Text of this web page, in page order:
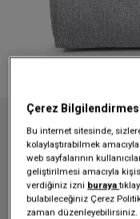
Anasayfa Aksesuarlar
BENCHMARK SINGLE
GREY
Çerez
Bu internet sitesinde,
kolaylaştırabilmek
web sayfalarının
geliştirilmesi amacıyla
verdiğiniz izni buraya
bulabileceğiniz Çerez
zaman düzenleyebilirsiniz.